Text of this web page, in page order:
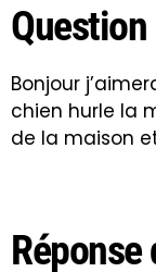
Question
Bonjour
chien hurle la
de la maison